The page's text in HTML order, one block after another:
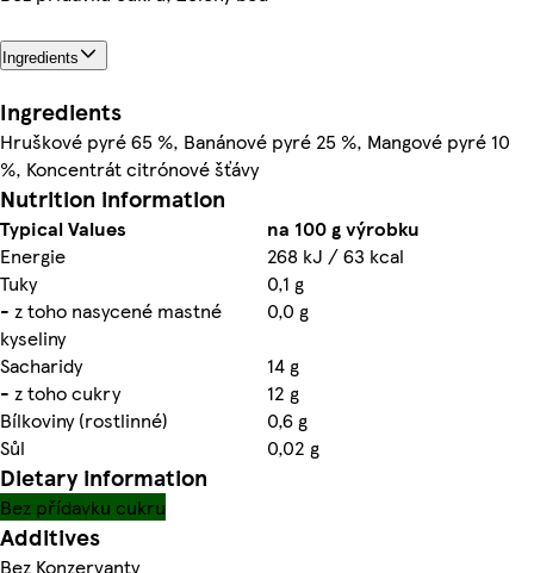
Ingredients
Ingredients
Hruškové pyré 65 %, Banánové pyré 25 %, Mangové pyré 10
%, Koncentrát citrónové šťávy
Nutrition information
Typical Values
na 100 g výrobku
Energie
268 kJ / 63 kcal
Tuky
0,1 g
- z toho nasycené mastné
kyseliny
0,0 g
Sacharidy
14 g
- z toho cukry
12 g
Bílkoviny (rostlinné)
0,6 g
Sůl
0,02 g
Dietary information
Bez přídavku cukru
Additives
Bez Konzervanty